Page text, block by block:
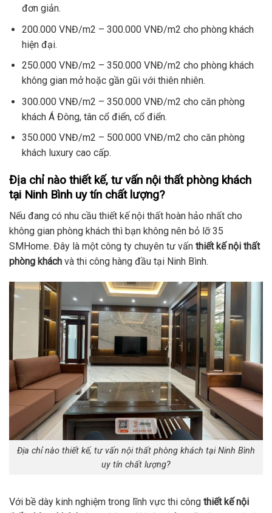
đơn giản.
200.000 VNĐ/m2 – 300.000 VNĐ/m2 cho phòng khách
hiện đại.
250.000 VNĐ/m2 – 350.000 VNĐ/m2 cho phòng khách
không gian mở hoặc gần gũi với thiên nhiên.
300.000 VNĐ/m2 – 350.000 VNĐ/m2 cho căn phòng
khách Á Đông, tân cổ điển, cổ điển.
350.000 VNĐ/m2 – 500.000 VNĐ/m2 cho căn phòng
khách luxury cao cấp.
Địa chỉ nào thiết kế, tư vấn nội thất phòng khách
tại Ninh Bình uy tín chất lượng?
Nếu đang có nhu cầu thiết kế nội thất hoàn hảo nhất cho
không gian phòng khách thì bạn không nên bỏ lỡ 35
SMHome. Đây là một công ty chuyên tư vấn thiết kế nội thất
phòng khách và thi công hàng đầu tại Ninh Bình.
Địa chỉ nào thiết kế, tư vấn nội thất phòng khách tại Ninh Bình
uy tín chất lượng?
Với bề dày kinh nghiệm trong lĩnh vực thi công thiết kế nội